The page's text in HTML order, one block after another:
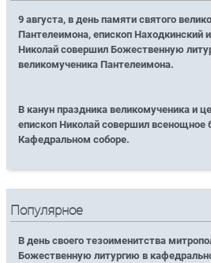
9 августа, в день памяти святого
Пантелеимона, епископ Находкинский
Николай совершил Божественную
великомученика Пантелеимона.
В канун праздника великомученика и
епископ Николай совершил всенощное
Кафедральном соборе.
Популярное
В день своего тезоименитства
Божественную литургию в